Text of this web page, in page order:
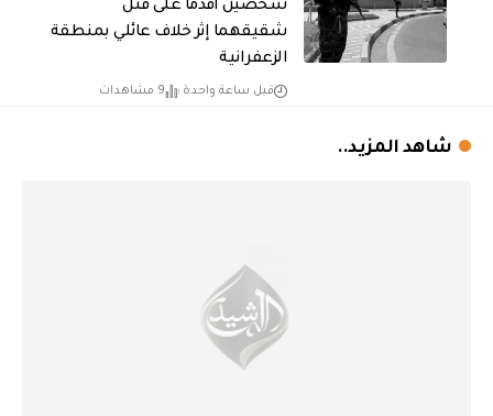
شخصين أقدما على قتل
شقيقهما إثر خلاف عائلي بمنطقة
الزعفرانية
قبل ساعة واحدة 9 مشاهدات
شاهد المزيد..